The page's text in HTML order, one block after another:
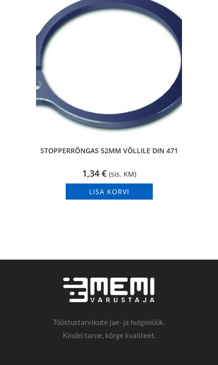
STOPPERRÕNGAS 52MM VÕLLILE DIN 471
1,34 € (sis. KM)
LISA KORVI
Tööstustarvikute jae- ja hulgimüük.
Kindel tarne, kõrge kvaliteet.